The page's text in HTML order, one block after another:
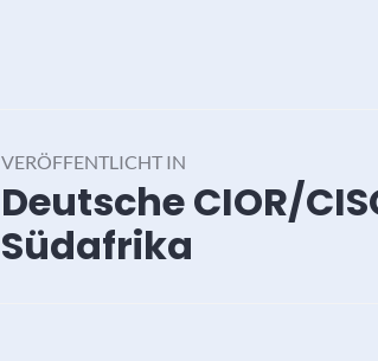
VERÖFFENTLICHT IN
Deutsche CIOR/
Südafrika